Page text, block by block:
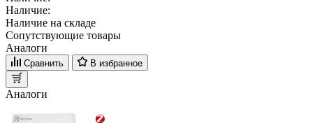
Наличие:
Наличие на складе
Сопутствующие товары
Аналоги
Сравнить В избранное
Аналоги